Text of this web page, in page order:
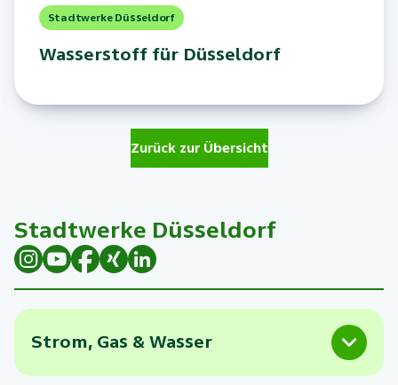
Stadtwerke Düsseldorf
Wasserstoff für Düsseldorf
Zurück zur Übersicht
Stadtwerke Düsseldorf
Strom, Gas & Wasser